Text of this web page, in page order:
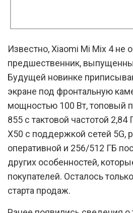
Известно, Xiaomi Mi Mix 4 не
предшественник,
Будущей новинке
экране под фронтальную
мощностью 100 Вт, топовый
855 с тактовой частотой
X50 с поддержкой сетей 5G,
оперативной и 256/512 ГБ
других особенностей,
покупателей. Осталось
старта продаж.